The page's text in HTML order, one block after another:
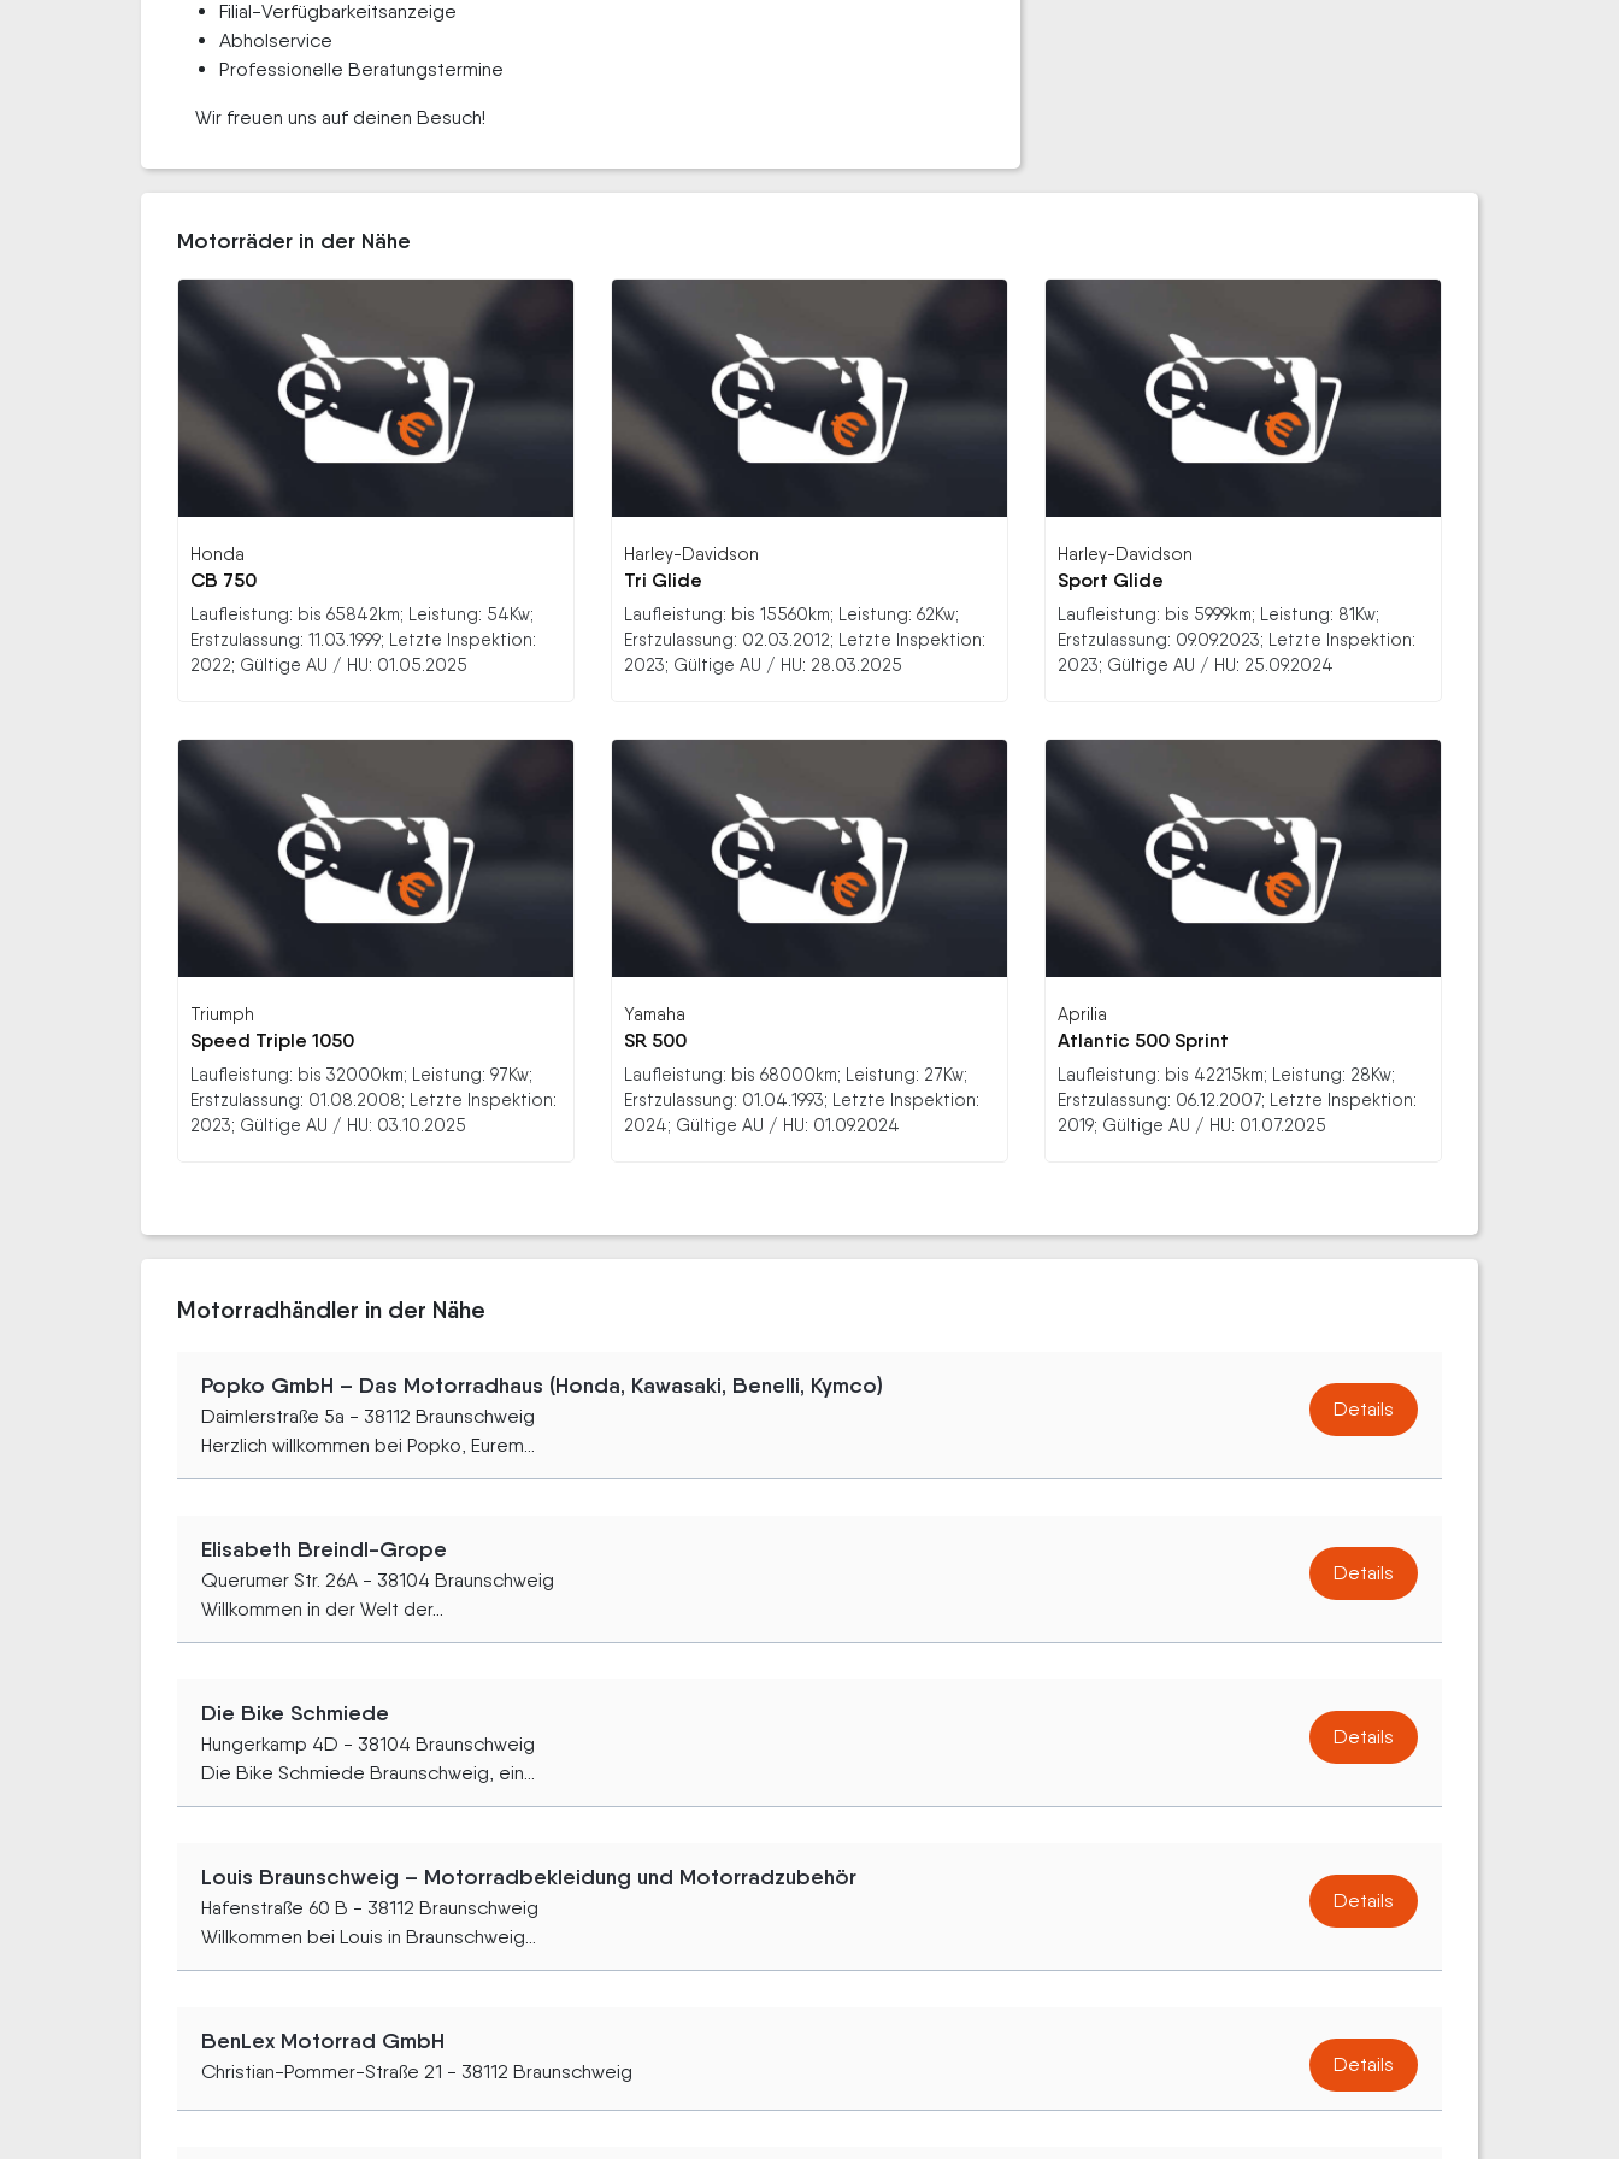
Filial-Verfügbarkeitsanzeige
Abholservice
Professionelle Beratungstermine
Wir freuen uns auf deinen Besuch!
Motorräder in der Nähe
Honda
CB 750
Laufleistung: bis 65842km; Leistung: 54Kw;
Erstzulassung: 11.03.1999; Letzte Inspektion:
2022; Gültige AU / HU: 01.05.2025
Harley-Davidson
Tri Glide
Laufleistung: bis 15560km; Leistung: 62Kw;
Erstzulassung: 02.03.2012; Letzte Inspektion:
2023; Gültige AU / HU: 28.03.2025
Harley-Davidson
Sport Glide
Laufleistung: bis 5999km; Leistung: 81Kw;
Erstzulassung: 09.09.2023; Letzte Inspektion:
2023; Gültige AU / HU: 25.09.2024
Triumph
Speed Triple 1050
Laufleistung: bis 32000km; Leistung: 97Kw;
Erstzulassung: 01.08.2008; Letzte Inspektion:
2023; Gültige AU / HU: 03.10.2025
Yamaha
SR 500
Laufleistung: bis 68000km; Leistung: 27Kw;
Erstzulassung: 01.04.1993; Letzte Inspektion:
2024; Gültige AU / HU: 01.09.2024
Aprilia
Atlantic 500 Sprint
Laufleistung: bis 42215km; Leistung: 28Kw;
Erstzulassung: 06.12.2007; Letzte Inspektion:
2019; Gültige AU / HU: 01.07.2025
Motorradhändler in der Nähe
Popko GmbH – Das Motorradhaus (Honda, Kawasaki, Benelli, Kymco)
Daimlerstraße 5a - 38112 Braunschweig
Herzlich willkommen bei Popko, Eurem...
Details
Elisabeth Breindl-Grope
Querumer Str. 26A - 38104 Braunschweig
Willkommen in der Welt der...
Details
Die Bike Schmiede
Hungerkamp 4D - 38104 Braunschweig
Die Bike Schmiede Braunschweig, ein...
Details
Louis Braunschweig – Motorradbekleidung und Motorradzubehör
Hafenstraße 60 B - 38112 Braunschweig
Willkommen bei Louis in Braunschweig...
Details
BenLex Motorrad GmbH
Christian-Pommer-Straße 21 - 38112 Braunschweig Details